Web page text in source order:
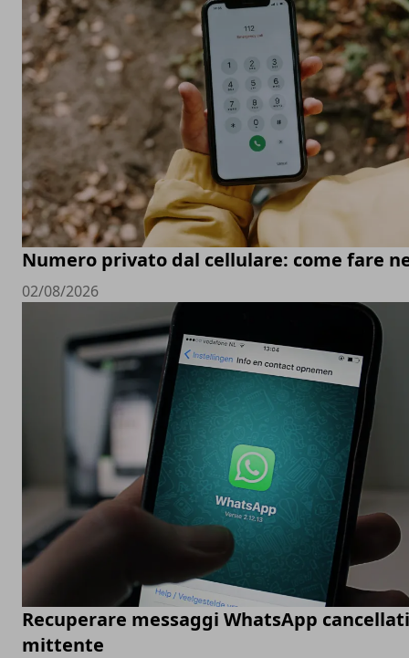
Numero privato dal cellulare: come fare
02/08/2026
Recuperare messaggi WhatsApp
mittente